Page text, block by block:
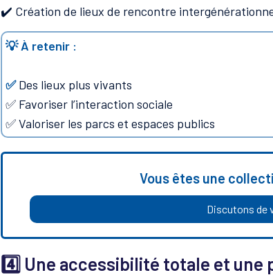
✔️ Création de lieux de rencontre
💡 À retenir :
✅Des lieux plus vivants
✅ Favoriser l’interaction sociale
✅ Valoriser les parcs et espaces publics
Vous êtes une
Discutons de
4️⃣ Une accessibilité totale et une